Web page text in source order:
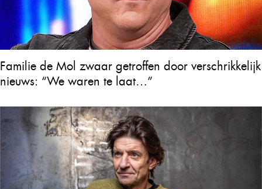
Familie de Mol zwaar getroffen door verschrikkelijk
nieuws: “We waren te laat…”